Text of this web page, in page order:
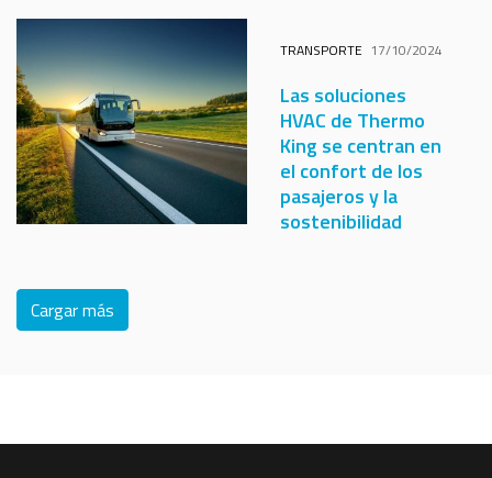
TRANSPORTE 17/10/2024
Las soluciones
HVAC de Thermo
King se centran en
el confort de los
pasajeros y la
sostenibilidad
Cargar más